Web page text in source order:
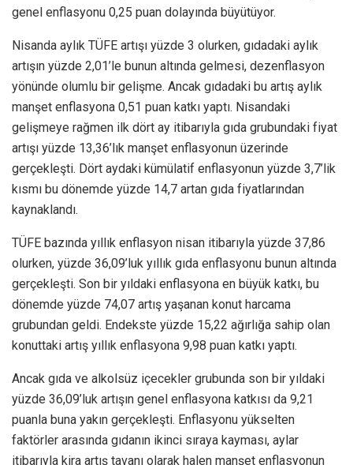
genel enflasyonu 0,25 puan dolayında büyütüyor.
Nisanda aylık TÜFE artışı yüzde 3 olurken, gıdadaki aylık
artışın yüzde 2,01’le bunun altında gelmesi, dezenflasyon
yönünde olumlu bir gelişme. Ancak gıdadaki bu artış aylık
manşet enflasyona 0,51 puan katkı yaptı. Nisandaki
gelişmeye rağmen ilk dört ay itibarıyla gıda grubundaki fiyat
artışı yüzde 13,36’lık manşet enflasyonun üzerinde
gerçekleşti. Dört aydaki kümülatif enflasyonun yüzde 3,7’lik
kısmı bu dönemde yüzde 14,7 artan gıda fiyatlarından
kaynaklandı.
TÜFE bazında yıllık enflasyon nisan itibarıyla yüzde 37,86
olurken, yüzde 36,09’luk yıllık gıda enflasyonu bunun altında
gerçekleşti. Son bir yıldaki enflasyona en büyük katkı, bu
dönemde yüzde 74,07 artış yaşanan konut harcama
grubundan geldi. Endekste yüzde 15,22 ağırlığa sahip olan
konuttaki artış yıllık enflasyona 9,98 puan katkı yaptı.
Ancak gıda ve alkolsüz içecekler grubunda son bir yıldaki
yüzde 36,09’luk artışın genel enflasyona katkısı da 9,21
puanla buna yakın gerçekleşti. Enflasyonu yükselten
faktörler arasında gıdanın ikinci sıraya kayması, aylar
itibarıyla kira artış tavanı olarak halen manşet enflasyonun